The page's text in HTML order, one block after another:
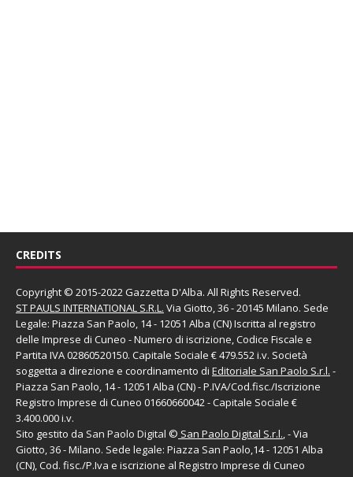
CREDITS
Copyright © 2015-2022 Gazzetta D'Alba. All Rights Reserved.
ST PAULS INTERNATIONAL S.R.L. Via Giotto, 36 - 20145 Milano. Sede
Legale: Piazza San Paolo, 14 - 12051 Alba (CN) Iscritta al registro
delle Imprese di Cuneo - Numero di iscrizione, Codice Fiscale e
Partita IVA 02860520150. Capitale Sociale € 479.552 i.v. Società
soggetta a direzione e coordinamento di Editoriale San Paolo S.r.l. -
Piazza San Paolo, 14 - 12051 Alba (CN) - P.IVA/Cod.fisc./Iscrizione
Registro Imprese di Cuneo 01660660042 - Capitale Sociale €
3.400.000 i.v.
Sito gestito da San Paolo Digital © San Paolo Digital S.r.l., - Via
Giotto, 36 - Milano. Sede legale: Piazza San Paolo,14 - 12051 Alba
(CN), Cod. fisc./P.Iva e iscrizione al Registro Imprese di Cuneo